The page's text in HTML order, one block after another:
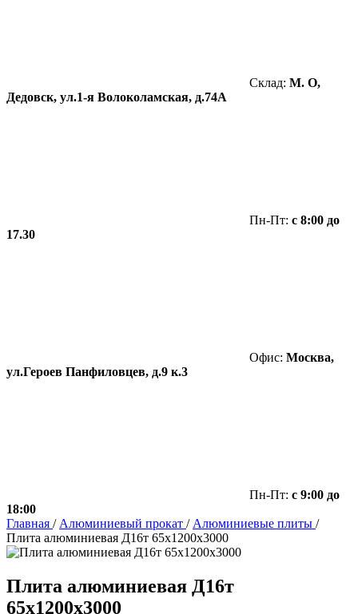
Склад: М. О,
Дедовск, ул.1-я Волоколамская, д.74А
Пн-Пт: с 8:00 до
17.30
Офис: Москва,
ул.Героев Панфиловцев, д.9 к.3
Пн-Пт: с 9:00 до
18:00
Главная / Алюминиевый прокат / Алюминиевые плиты /
Плита алюминиевая Д16т 65х1200х3000
Плита алюминиевая Д16т
65х1200х3000